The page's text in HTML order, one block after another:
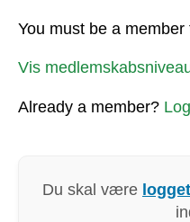
You must be a
Vis
Already a member?
Du skal være